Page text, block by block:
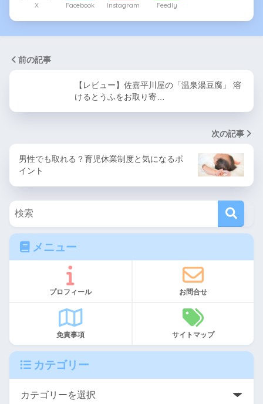
X Facebook Instagram Feedly
前の記事
【レビュー】佐嘉平川屋の「温泉湯豆腐」 溶
けるとうふをお取り寄…
次の記事
男性でも取れる？育児休業制度と気になるポ
イント
メニュー
プロフィール お問合せ
免責事項 サイトマップ
カテゴリー